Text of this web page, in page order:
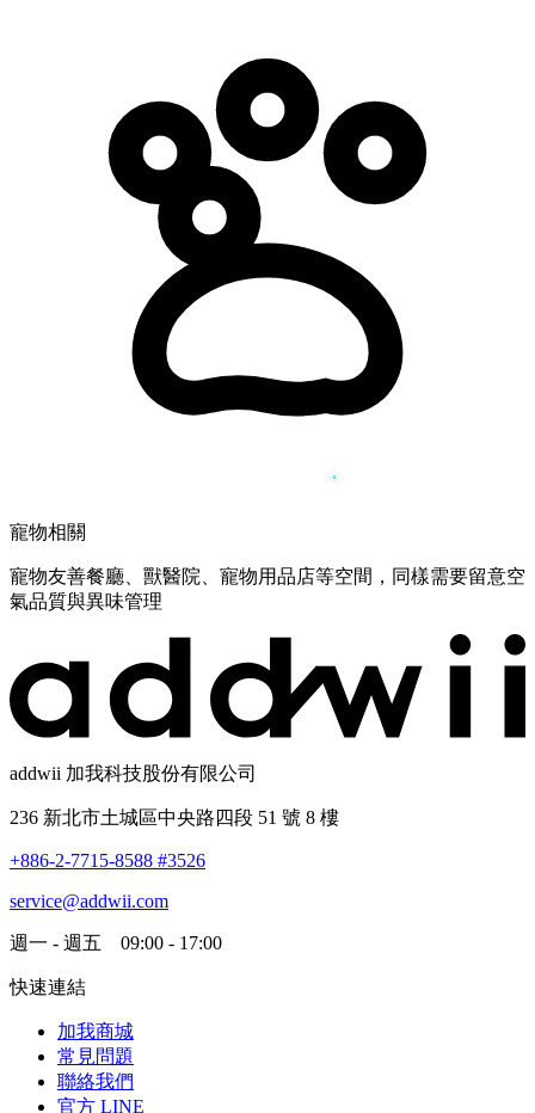
寵物相關
寵物友善餐廳、獸醫院、寵物用品店等空間，同樣需要留意空
氣品質與異味管理
addwii 加我科技股份有限公司
236 新北市土城區中央路四段 51 號 8 樓
+886-2-7715-8588 #3526
service@addwii.com
週一 - 週五 09:00 - 17:00
快速連結
加我商城
常見問題
聯絡我們
官方 LINE